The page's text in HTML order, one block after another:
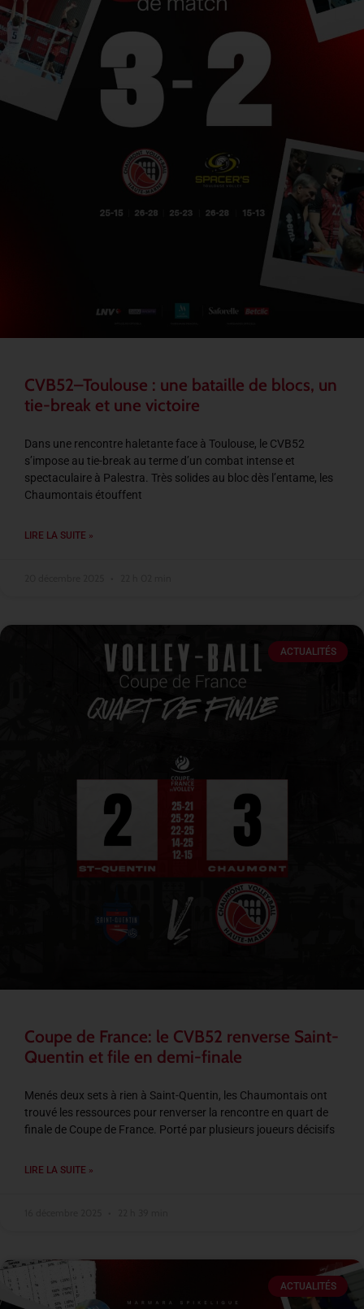
CVB52–Toulouse : une bataille de blocs, un
tie-break et une victoire
Dans une rencontre haletante face à Toulouse, le CVB52
s’impose au tie-break au terme d’un combat intense et
spectaculaire à Palestra. Très solides au bloc dès l’entame, les
Chaumontais étouffent
LIRE LA SUITE »
ACTUALITÉS
Coupe de France: le CVB52 renverse Saint-
Quentin et file en demi-finale
Menés deux sets à rien à Saint-Quentin, les Chaumontais ont
trouvé les ressources pour renverser la rencontre en quart de
finale de Coupe de France. Porté par plusieurs joueurs décisifs
LIRE LA SUITE »
ACTUALITÉS